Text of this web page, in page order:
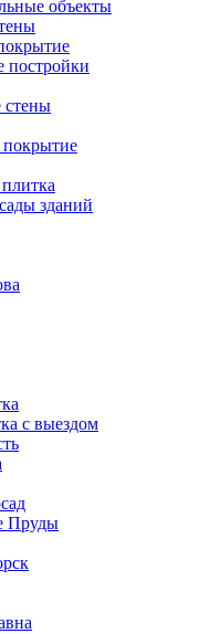
объекты
постройки
зданий
с выездом
Пруды